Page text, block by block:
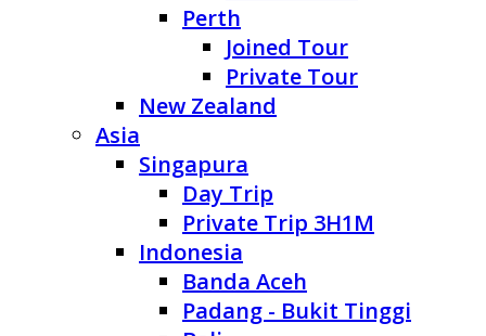
Perth
Joined Tour
Private Tour
New Zealand
Asia
Singapura
Day Trip
Private Trip 3H1M
Indonesia
Banda Aceh
Padang - Bukit Tinggi